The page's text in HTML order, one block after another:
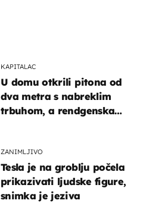
KAPITALAC
U domu otkrili pitona od
dva metra s nabreklim
trbuhom, a rendgenska
ZANIMLJIVO
Tesla je na groblju počela
prikazivati ljudske figure,
snimka je jeziva